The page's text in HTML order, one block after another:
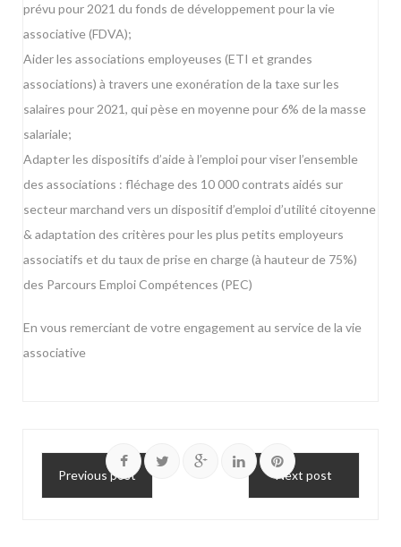
prévu pour 2021 du fonds de développement pour la vie
associative (FDVA);
Aider les associations employeuses (ETI et grandes
associations) à travers une exonération de la taxe sur les
salaires pour 2021, qui pèse en moyenne pour 6% de la masse
salariale;
Adapter les dispositifs d’aide à l’emploi pour viser l’ensemble
des associations : fléchage des 10 000 contrats aidés sur
secteur marchand vers un dispositif d’emploi d’utilité citoyenne
& adaptation des critères pour les plus petits employeurs
associatifs et du taux de prise en charge (à hauteur de 75%)
des Parcours Emploi Compétences (PEC)
En vous remerciant de votre engagement au service de la vie
associative
Previous post Next post